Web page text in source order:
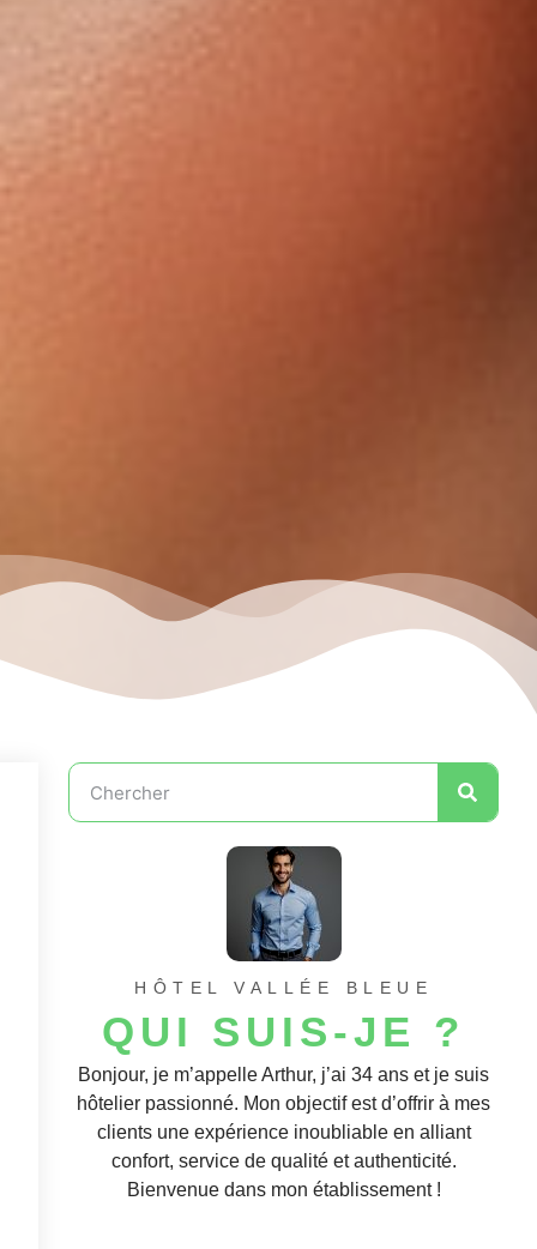
HÔTEL VALLÉE BLEUE
QUI SUIS-JE ?
Bonjour, je m’appelle Arthur, j’ai 34 ans et je suis
hôtelier passionné. Mon objectif est d’offrir à mes
clients une expérience inoubliable en alliant
confort, service de qualité et authenticité.
Bienvenue dans mon établissement !